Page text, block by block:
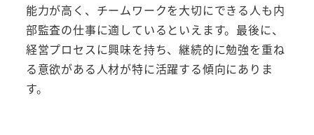
能力が高く、チームワークを大切にできる人も内
部監査の仕事に適しているといえます。最後に、
経営プロセスに興味を持ち、継続的に勉強を重ね
る意欲がある人材が特に活躍する傾向にありま
す。